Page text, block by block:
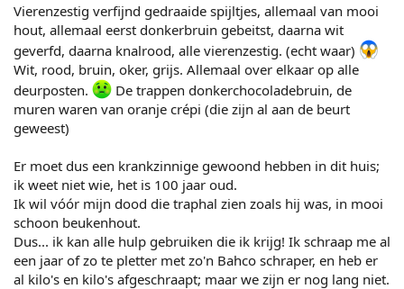
Vierenzestig verfijnd gedraaide spijltjes, allemaal van mooi
hout, allemaal eerst donkerbruin gebeitst, daarna wit
geverfd, daarna knalrood, alle vierenzestig. (echt waar)
Wit, rood, bruin, oker, grijs. Allemaal over elkaar op alle
deurposten.
De trappen donkerchocoladebruin, de
muren waren van oranje crépi (die zijn al aan de beurt
geweest)
Er moet dus een krankzinnige gewoond hebben in dit huis;
ik weet niet wie, het is 100 jaar oud.
Ik wil vóór mijn dood die traphal zien zoals hij was, in mooi
schoon beukenhout.
Dus... ik kan alle hulp gebruiken die ik krijg! Ik schraap me al
een jaar of zo te pletter met zo'n Bahco schraper, en heb er
al kilo's en kilo's afgeschraapt; maar we zijn er nog lang niet.